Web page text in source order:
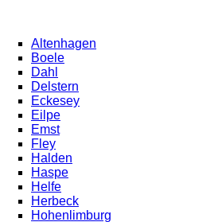
Altenhagen
Boele
Dahl
Delstern
Eckesey
Eilpe
Emst
Fley
Halden
Haspe
Helfe
Herbeck
Hohenlimburg